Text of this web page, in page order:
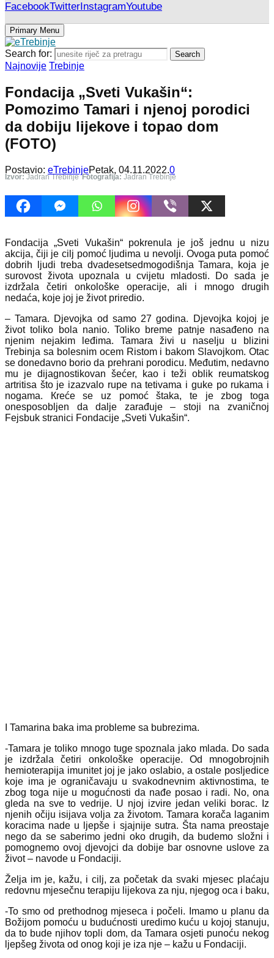
FacebookTwitterInstagramYoutube
Primary Menu
Search for: Search
Najnovije Trebinje
Fondacija „Sveti Vukašin“:
Pomozimo Tamari i njenoj porodici
da dobiju lijekove i topao dom
(FOTO)
Postavio: eTrebinjePetak, 04.11.2022.0
Izvor: Jadran Trebinje Fotografija: Jadran Trebinje
Fondacija „Sveti Vukašin“ pokrenula je još jednu u nizu
akcija, čiji je cilj pomoć ljudima u nevolji. Ovoga puta pomoć
dobrih ljudi treba dvadesetsedmogodišnja Tamara, koja je
surovost života upoznala u cvijetu mladosti. Do sada je
izdržala četiri onkološke operacije, ali i mnogo drugih
nedaća, koje joj je život priredio.
– Tamara. Djevojka od samo 27 godina. Djevojka kojoj je
život toliko bola nanio. Toliko breme patnje nasađeno na
njenim nejakim leđima. Tamara živi u naselju u blizini
Trebinja sa bolesnim ocem Ristom i bakom Slavojkom. Otac
se donedavno borio da prehrani porodicu. Međutim, nedavno
mu je dijagnostikovan šećer, kao i teži oblik reumatskog
artritisa što je izazvalo rupe na tetivama i guke po rukama i
nogama. Кreće se uz pomoć štaka, te je zbog toga
onesposobljen da dalje zarađuje – stoji na zvaničnoj
Fejsbuk stranici Fondacije „Sveti Vukašin“.
I Tamarina baka ima probleme sa bubrezima.
-Tamara je toliko mnogo tuge spoznala jako mlada. Do sada
je izdržala četiri onkološke operacije. Od mnogobrojnih
hemioterapija imunitet joj je jako oslabio, a ostale posljedice
koje ima je ograničavaju u svakodnevnim aktivnostima, te
zbog toga nije u mogućnosti da nađe posao i radi. No, ona
gleda na sve to vedrije. U njoj izvire jedan veliki borac. Iz
njenih očiju isijava volja za životom. Tamara korača laganim
koracima nade u ljepše i sjajnije sutra. Šta nama preostaje
nego da se saberimo jedni oko drugih, da budemo složni i
pomognemo ovoj djevojci da dobije bar osnovne uslove za
život – navode u Fondaciji.
Želja im je, kažu, i cilj, za početak da svaki mjesec plaćaju
redovnu mjesečnu terapiju lijekova za nju, njegog oca i baku,
-To smo od prethodnog mjeseca i počeli. Imamo u planu da
Božijom pomoću u budućnosti uredimo kuću u kojoj stanuju,
da to bude njihov topli dom, da Tamara osjeti punoću nekog
ljepšeg života od onog koji je iza nje – kažu u Fondaciji.